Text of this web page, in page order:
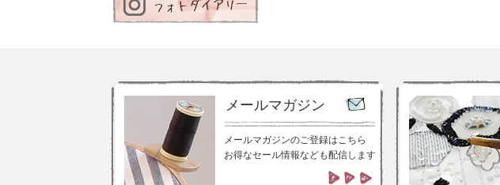
メールマガジン
メールマガジンのご登録はこちら
お得なセール情報なども配信します